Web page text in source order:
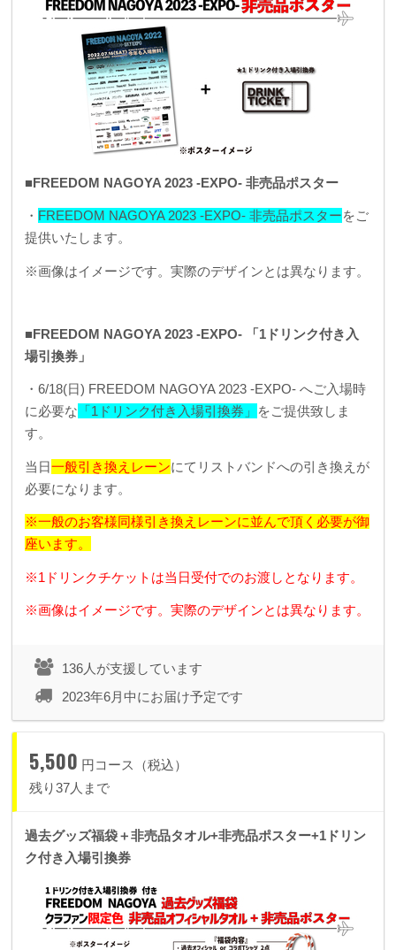
■FREEDOM NAGOYA 2023 -EXPO- 非売品ポスター
・ FREEDOM NAGOYA 2023 -EXPO- 非売品ポスターをご
提供いたします。
※画像はイメージです。実際のデザインとは異なります。
■FREEDOM NAGOYA 2023 -EXPO- 「1ドリンク付き入
場引換券」
・6/18(日) FREEDOM NAGOYA 2023 -EXPO- へご入場時
に必要な 「1ドリンク付き入場引換券」
をご提供致しま
す。
当日一般引き換えレーンにてリストバンドへの引き換えが
必要になります。
※一般のお客様同様引き換えレーンに並んで頂く必要が御
座います。
※1ドリンクチケットは当日受付でのお渡しとなります。
※画像はイメージです。実際のデザインとは異なります。
136人が支援しています
2023年6月中にお届け予定です
5,500 円コース（税込）
残り37人まで
過去グッズ福袋＋非売品タオル+非売品ポスター+1ドリン
ク付き入場引換券